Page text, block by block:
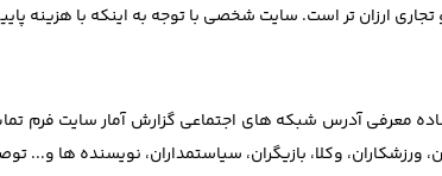
ارزان تر است. سایت شخصی با توجه به اینکه با هزینه
معرفی آدرس شبکه های اجتماعی گزارش آمار سایت فرم
وکلا، بازیگران، سیاستمداران، نویسنده ها و...